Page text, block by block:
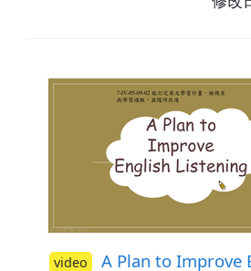
可以和朋友一起透過有趣的
例如: Scrabble(拼字遊戲)、
puzzles(填字遊戲)。最後再
作能力的三個步驟，並利用
於課程的理解程度。
video A Plan to Improve